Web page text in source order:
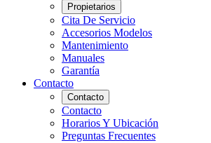
Propietarios
Cita De Servicio
Accesorios Modelos
Mantenimiento
Manuales
Garantía
Contacto
Contacto
Contacto
Horarios Y Ubicación
Preguntas Frecuentes